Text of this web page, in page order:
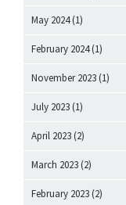
May 2024(1)
February 2024(1)
November 2023 (1)
July 2023 (1)
April 2023 (2)
March 2023 (2)
February 2023 (2)